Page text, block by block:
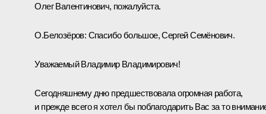
Олег Валентинович, пожалуйста.
О.Белозёров: Спасибо большое, Сергей Семёнович.
Уважаемый Владимир Владимирович!
Сегодняшнему дню предшествовала огромная работа,
и прежде всего я хотел бы поблагодарить Вас за то